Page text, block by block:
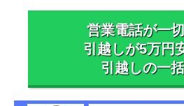
営業電話が一
引越しが5万円
引越しの一